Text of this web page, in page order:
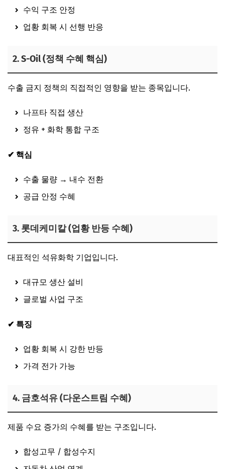
수익 구조 안정
업황 회복 시 선행 반응
2. S-Oil (정책 수혜 핵심)
수출 금지 정책의 직접적인 영향을 받는 종목입니다.
나프타 직접 생산
정유 + 화학 통합 구조
✔ 핵심
수출 물량 → 내수 전환
공급 안정 수혜
3. 롯데케미칼 (업황 반등 수혜)
대표적인 석유화학 기업입니다.
대규모 생산 설비
글로벌 사업 구조
✔ 특징
업황 회복 시 강한 반등
가격 전가 가능
4. 금호석유 (다운스트림 수혜)
제품 수요 증가의 수혜를 받는 구조입니다.
합성고무 / 합성수지